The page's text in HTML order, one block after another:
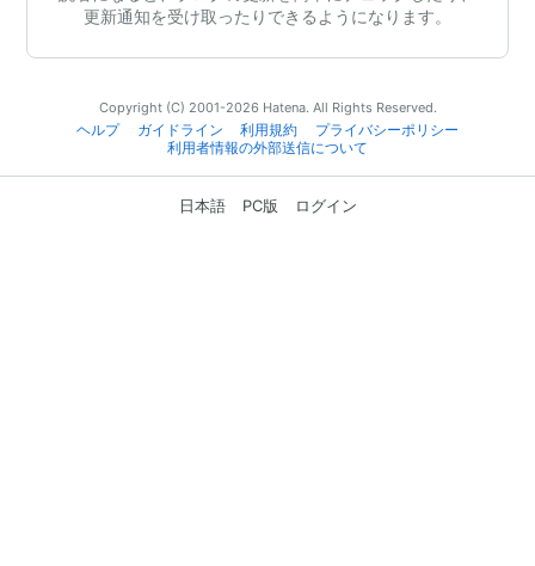
更新通知を受け取ったりできるようになります。
Copyright (C) 2001-2026 Hatena. All Rights Reserved.
ヘルプ
ガイドライン 利用規約
プライバシーポリシー
利用者情報の外部送信について
日本語 PC版 ログイン